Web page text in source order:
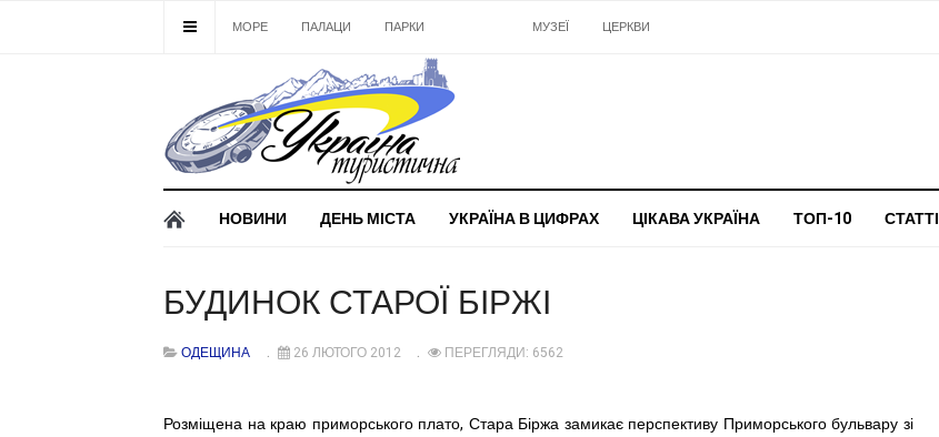
МОРЕ ПАЛАЦИ ПАРКИ МУЗЕЇ ЦЕРКВИ
НОВИНИ ДЕНЬ МІСТА УКРАЇНА В ЦИФРАХ ЦІКАВА УКРАЇНА ТОП-10 СТАТТІ
БУДИНОК СТАРОЇ БІРЖІ
ОДЕЩИНА 26 ЛЮТОГО 2012 ПЕРЕГЛЯДИ: 6562
Розміщена на краю приморського плато, Стара Біржа замикає перспективу Приморського бульвару зі